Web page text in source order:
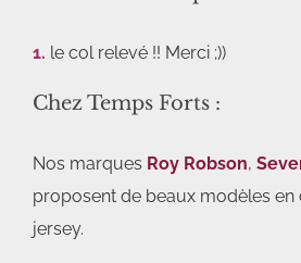
1. le col relevé !! Merci ;))
Chez Temps Forts :
Nos marques Roy Robson,
proposent de beaux modèles
jersey.